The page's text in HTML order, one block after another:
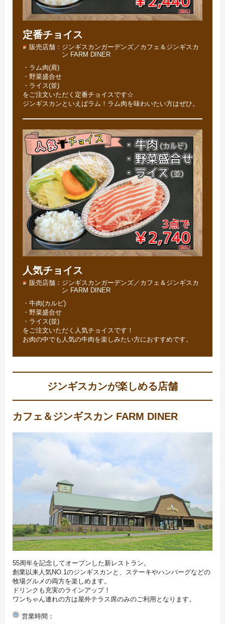
定番チョイス
販売店舗
ジンギスカンガーデンズ／カフェ＆ジンギスカ
ン FARM DINER
・ラム肉(肩)
・野菜盛合せ
・ライス(並)
をご注文いただく定番チョイスです☆
ジンギスカンといえばラム！ラム肉を味わいたい方はぜひ。
人気チョイス
販売店舗
ジンギスカンガーデンズ／カフェ＆ジンギスカ
ン FARM DINER
・牛肉(カルビ)
・野菜盛合せ
・ライス(並)
をご注文いただく人気チョイスです！
お肉の中でも人気の牛肉を楽しみたい方におすすめです。
ジンギスカンが楽しめる店舗
カフェ＆ジンギスカン FARM DINER
55周年を記念してオープンした新レストラン。
創業以来人気NO.1のジンギスカンと、ステーキやハンバーグなどの
牧場グルメの両方を楽しめます。
ドリンクも充実のラインアップ！
ワンちゃん連れの方は屋外テラス席のみのご利用となります。
営業時間